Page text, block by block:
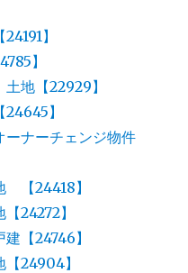
】
】
地【22929】
】
ナーチェンジ物件
【24418】
24272】
【24746】
24904】